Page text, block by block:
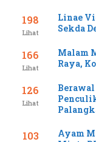
198
Lihat
Linae
Sekda
166
Lihat
Malam
Raya,
126
Lihat
Berawal
103
Ayam